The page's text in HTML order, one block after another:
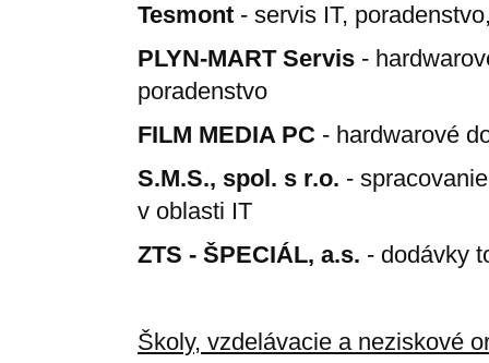
Tesmont - servis IT,
PLYN-MART Servis -
poradenstvo
FILM MEDIA PC - hardwarové
S.M.S., spol. s r.o. -
v oblasti IT
ZTS - ŠPECIÁL, a.s. - dodávky
Školy, vzdelávacie a neziskové